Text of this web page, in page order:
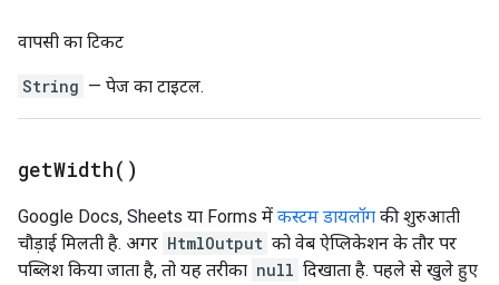
वापसी का टिकट
String — पेज का टाइटल.
getWidth( )
Google Docs, Sheets या Forms में कस्टम डायलॉग की शुरुआती
चौड़ाई मिलती है. अगर HtmlOutput को वेब ऐप्लिकेशन के तौर पर
पब्लिश किया जाता है, तो यह तरीका null दिखाता है. पहले से खुले हुए